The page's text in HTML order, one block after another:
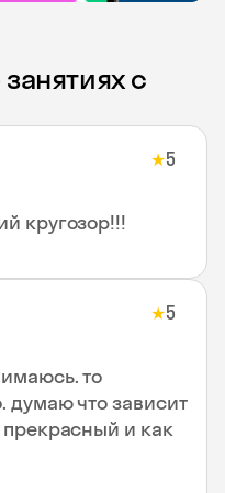
с
★5
кругозор!!!
★5
то
думаю что зависит
и как